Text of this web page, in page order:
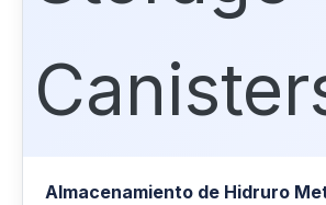
Almacenamiento de Hidruro